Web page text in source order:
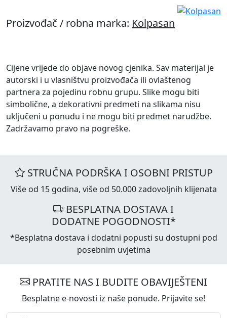
Proizvođač / robna marka: Kolpasan
Cijene vrijede do objave novog cjenika. Sav materijal je
autorski i u vlasništvu proizvođača ili ovlaštenog
partnera za pojedinu robnu grupu. Slike mogu biti
simbolične, a dekorativni predmeti na slikama nisu
uključeni u ponudu i ne mogu biti predmet narudžbe.
Zadržavamo pravo na pogreške.
STRUČNA PODRŠKA I OSOBNI PRISTUP
Više od 15 godina, više od 50.000 zadovoljnih klijenata
BESPLATNA DOSTAVA I
DODATNE POGODNOSTI*
*Besplatna dostava i dodatni popusti su dostupni pod
posebnim uvjetima
PRATITE NAS I BUDITE OBAVIJEŠTENI
Besplatne e-novosti iz naše ponude. Prijavite se!